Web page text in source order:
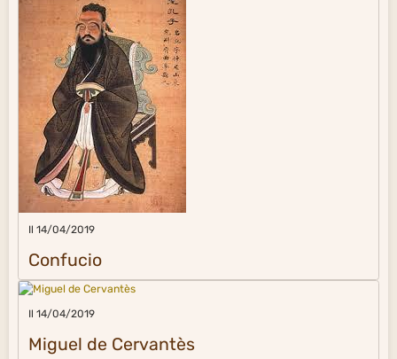
Il 14/04/2019
Confucio
Il 14/04/2019
Miguel de Cervantès